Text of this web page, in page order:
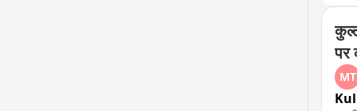
पर
MT